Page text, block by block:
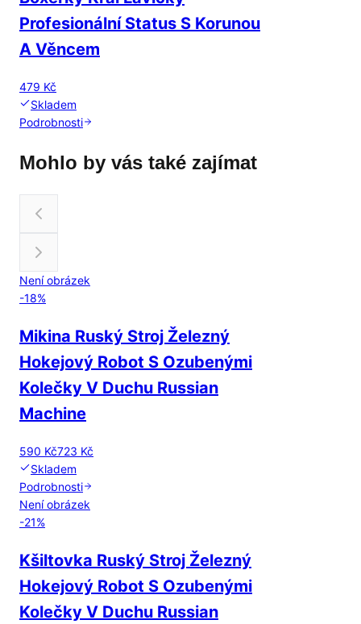
Profesionální Status S Korunou
A Věncem
479 Kč
Skladem
Podrobnosti
Mohlo by vás také zajímat
Není obrázek
-18%
Mikina Ruský Stroj Železný
Hokejový Robot S Ozubenými
Kolečky V Duchu Russian
Machine
590 Kč723 Kč
Skladem
Podrobnosti
Není obrázek
-21%
Kšiltovka Ruský Stroj Železný
Hokejový Robot S Ozubenými
Kolečky V Duchu Russian